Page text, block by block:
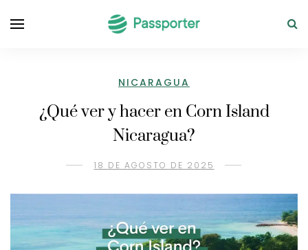
NICARAGUA
¿Qué ver y hacer en Corn Island
Nicaragua?
18 DE AGOSTO DE 2025